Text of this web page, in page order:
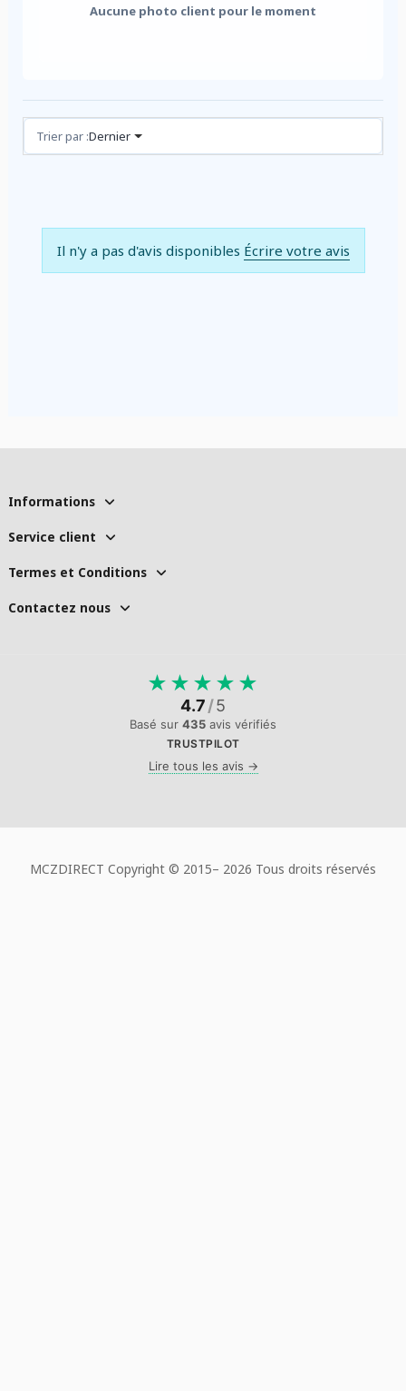
Aucune photo client pour le moment
Avis (0)
Trier par :Dernier
Il n'y a pas d'avis disponibles Écrire votre avis
Informations
Service client
Termes et Conditions
Contactez nous
★ ★ ★ ★ ★
4.7/5
Basé sur 435 avis vérifiés
TRUSTPILOT
Lire tous les avis →
MCZDIRECT Copyright © 2015– 2026 Tous droits réservés